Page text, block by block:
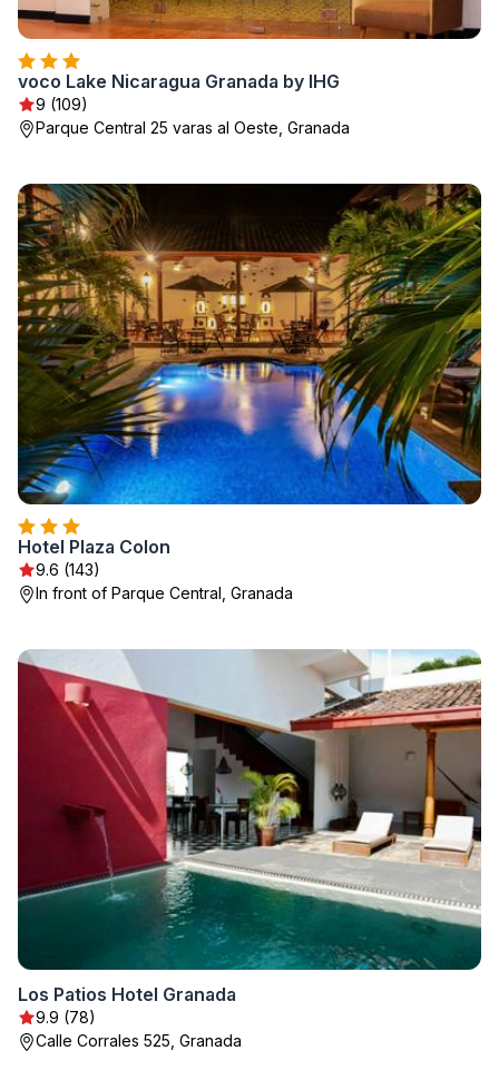
voco Lake Nicaragua Granada by IHG
9 (109)
Parque Central 25 varas al Oeste, Granada
Hotel Plaza Colon
9.6 (143)
In front of Parque Central, Granada
Los Patios Hotel Granada
9.9 (78)
Calle Corrales 525, Granada